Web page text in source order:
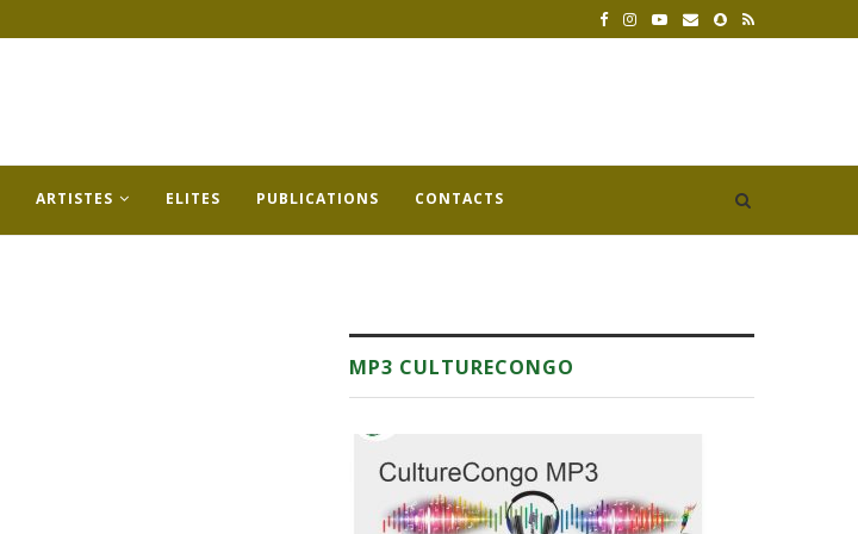
ARTISTES ELITES PUBLICATIONS CONTACTS
MP3 CULTURECONGO